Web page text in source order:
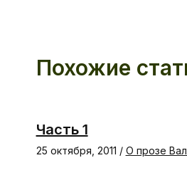
Похожие
Часть 1
25 октября, 2011 / О прозе